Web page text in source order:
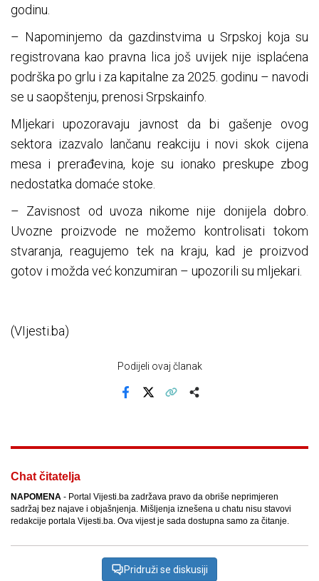
godinu.
– Napominjemo da gazdinstvima u Srpskoj koja su
registrovana kao pravna lica još uvijek nije isplaćena
podrška po grlu i za kapitalne za 2025. godinu – navodi
se u saopštenju, prenosi Srpskainfo.
Mljekari upozoravaju javnost da bi gašenje ovog
sektora izazvalo lančanu reakciju i novi skok cijena
mesa i prerađevina, koje su ionako preskupe zbog
nedostatka domaće stoke.
– Zavisnost od uvoza nikome nije donijela dobro.
Uvozne proizvode ne možemo kontrolisati tokom
stvaranja, reagujemo tek na kraju, kad je proizvod
gotov i možda već konzumiran – upozorili su mljekari.
(VIjesti.ba)
Podijeli ovaj članak
Chat čitatelja
NAPOMENA - Portal Vijesti.ba zadržava pravo da obriše neprimjeren
sadržaj bez najave i objašnjenja. Mišljenja iznešena u chatu nisu stavovi
redakcije portala Vijesti.ba. Ova vijest je sada dostupna samo za čitanje.
Pridruži se diskusiji